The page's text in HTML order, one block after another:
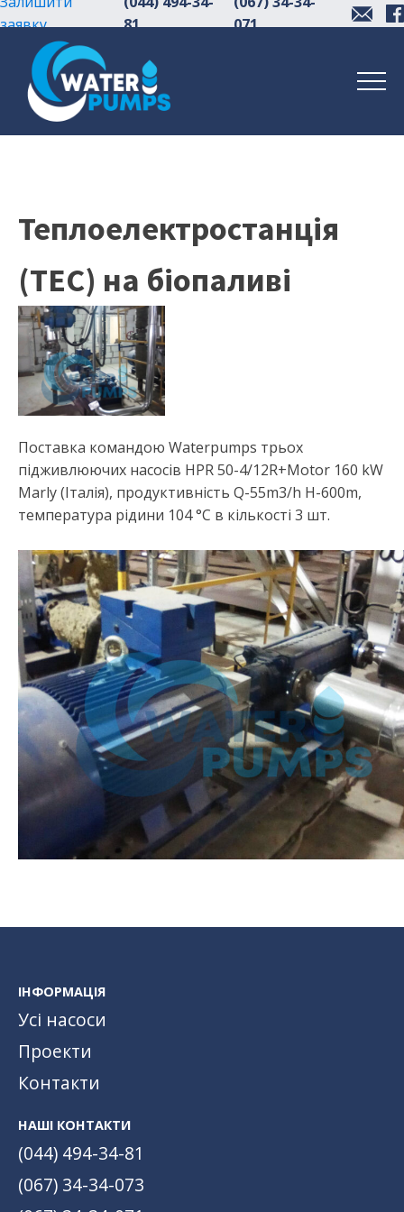
заявку
81
071
Теплоелектростанція
(ТЕС) на біопаливі
Поставка командою Waterpumps трьох
підживлюючих насосів HPR 50-4/12R+Motor 160 kW
Marly (Італія), продуктивність Q-55m3/h H-600m,
температура рідини 104 °С в кількості 3 шт.
ІНФОРМАЦІЯ
Усі насоси
Проекти
Контакти
НАШІ КОНТАКТИ
(044) 494-34-81
(067) 34-34-073